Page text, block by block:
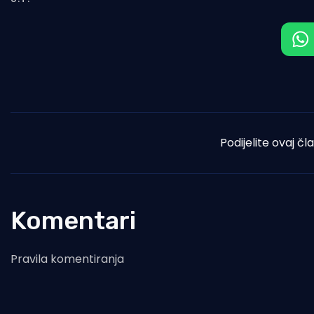
Podijelite ovaj
Komentari
Pravila komentiranja